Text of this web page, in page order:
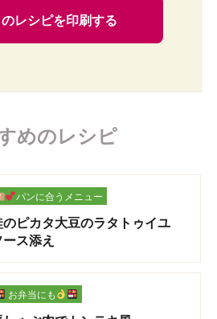
のレシピを印刷する
めのレシピ
パンに合うメニュー
のピカタ大豆のラタトゥイユ
ース添え
お弁当にも